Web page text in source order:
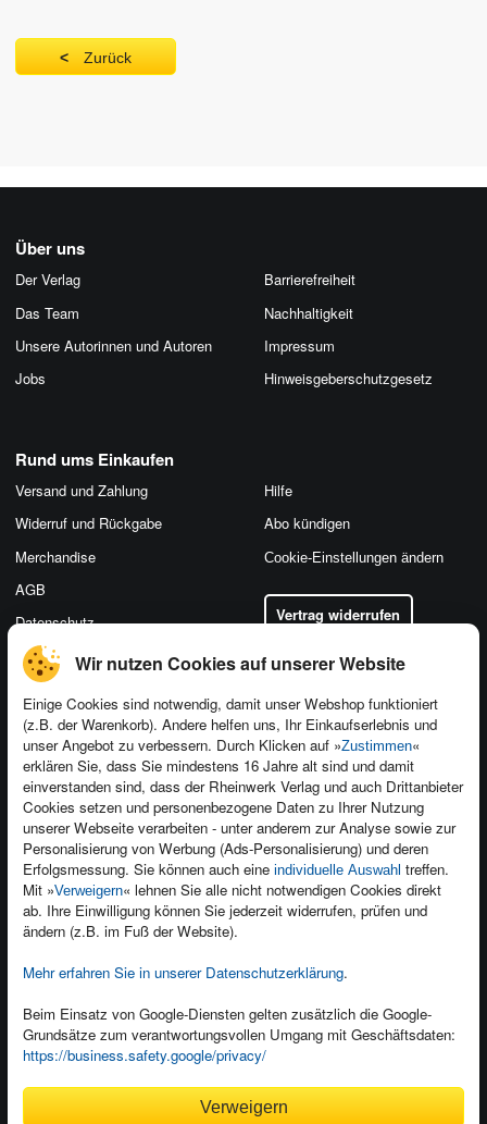
Wir nutzen Cookies auf unserer Website
Einige Cookies sind notwendig, damit unser Webshop funktioniert
(z.B. der Warenkorb). Andere helfen uns, Ihr Einkaufserlebnis und
unser Angebot zu verbessern. Durch Klicken auf »Zustimmen«
erklären Sie, dass Sie mindestens 16 Jahre alt sind und damit
einverstanden sind, dass der Rheinwerk Verlag und auch Drittanbieter
Cookies setzen und personenbezogene Daten zu Ihrer Nutzung
unserer Webseite verarbeiten - unter anderem zur Analyse sowie zur
Personalisierung von Werbung (Ads-Personalisierung) und deren
Erfolgsmessung. Sie können auch eine individuelle Auswahl treffen.
Mit »Verweigern« lehnen Sie alle nicht notwendigen Cookies direkt
ab. Ihre Einwilligung können Sie jederzeit widerrufen, prüfen und
ändern (z.B. im Fuß der Website).
Mehr erfahren Sie in unserer Datenschutzerklärung.
Beim Einsatz von Google-Diensten gelten zusätzlich die Google-
Grundsätze zum verantwortungsvollen Umgang mit Geschäftsdaten:
https://business.safety.google/privacy/
Verweigern
Zurück
Über uns
Der Verlag
Das Team
Unsere Autorinnen und Autoren
Jobs
Barrierefreiheit
Nachhaltigkeit
Impressum
Hinweis­geber­schutz­gesetz
Kontakt
Newsletter
Für Unternehmen
Presseservice
Dozentenservice
Produktfeedback
Foreign Rights
Ein Buch schreiben
Rund ums Einkaufen
Versand und Zahlung
Widerruf und Rückgabe
Merchandise
AGB
Datenschutz
Hilfe
Abo kündigen
Cookie-Einstellungen ändern
Vertrag widerrufen
Kundenservice
Wir sind gerne für Sie da!
service@rheinwerk-verlag.de